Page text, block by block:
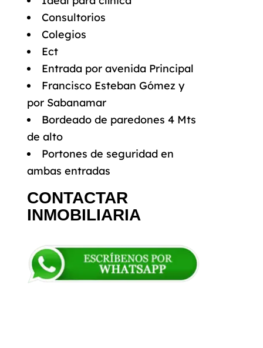
Consultorios
Colegios
Ect
Entrada por avenida Principal
Francisco Esteban Gómez y
por Sabanamar
Bordeado de paredones 4 Mts
de alto
Portones de seguridad en
ambas entradas
CONTACTAR
INMOBILIARIA